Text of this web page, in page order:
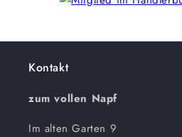
Kontakt
zum vollen Napf
Im alten Garten 9